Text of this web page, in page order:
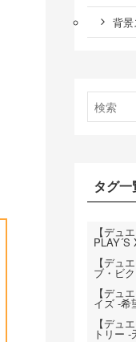
背景
タグ一
【デュ
PLAY´S
【デュ
ブ・ビ
【デュ
イズ -希
【デュ
トリー -